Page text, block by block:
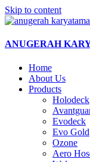
Skip to content
ANUGERAH
Home
About Us
Products
Holodeck
Evodeck
Evo Gold
Ozone
Aero